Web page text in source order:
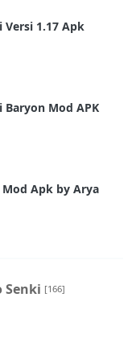
1.17 Apk
Mod APK
Apk by Arya
Senki [166]